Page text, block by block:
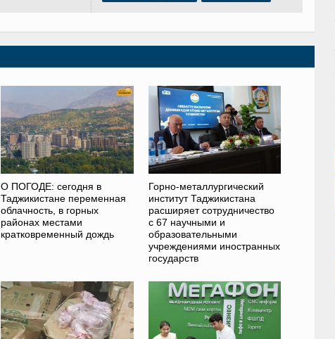
О ПОГОДЕ: сегодня в
Таджикистане переменная
облачность, в горных
районах местами
кратковременный дождь
Горно-металлургический
институт Таджикистана
расширяет сотрудничество
с 67 научными и
образовательными
учреждениями иностранных
государств